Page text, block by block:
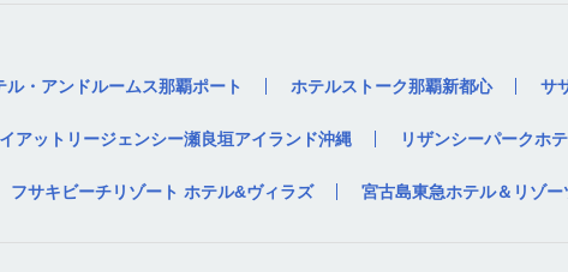
ル・アンドルームス那覇ポート ホテルストーク那覇新都心 サ
アットリージェンシー瀬良垣アイランド沖縄 リザンシーパークホ
フサキビーチリゾート ホテル&ヴィラズ 宮古島東急ホテル＆リゾー